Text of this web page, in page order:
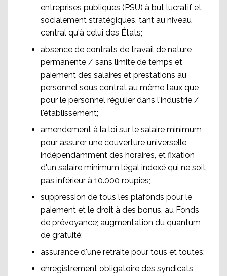
entreprises publiques (PSU) à but lucratif et
socialement stratégiques, tant au niveau
central qu'à celui des États;
absence de contrats de travail de nature
permanente / sans limite de temps et
paiement des salaires et prestations au
personnel sous contrat au même taux que
pour le personnel régulier dans l'industrie /
l'établissement;
amendement à la loi sur le salaire minimum
pour assurer une couverture universelle
indépendamment des horaires, et fixation
d'un salaire minimum légal indexé qui ne soit
pas inférieur à 10.000 roupies;
suppression de tous les plafonds pour le
paiement et le droit à des bonus, au Fonds
de prévoyance; augmentation du quantum
de gratuité;
assurance d'une retraite pour tous et toutes;
enregistrement obligatoire des syndicats